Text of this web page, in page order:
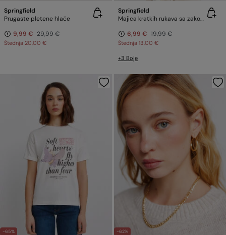
Springfield
Prugaste pletene hlače
9,99 € 29,99 €
Štednja 20,00 €
Springfield
Majica kratkih rukava sa zakovicama
6,99 € 19,99 €
Štednja 13,00 €
+3 Boje
-65% -62%